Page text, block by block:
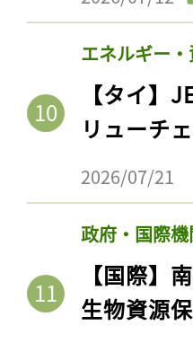
エネルギー
【タイ】
リューチ
2026/07/21
政府・国際
【国際】
生物資源